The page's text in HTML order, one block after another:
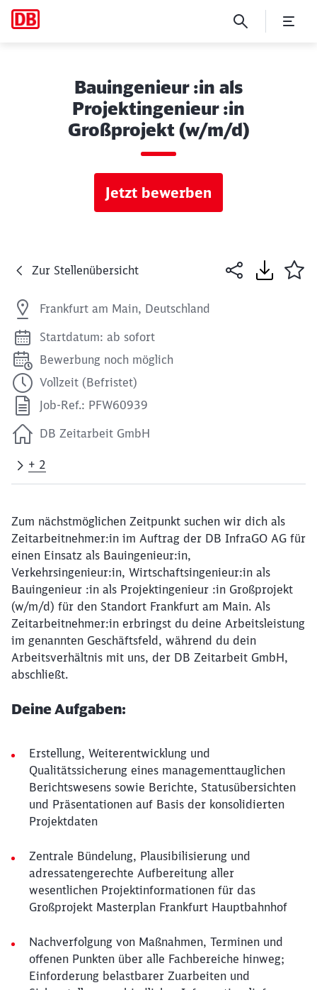
Bauingenieur :in als
Projektingenieur :in
Großprojekt (w/m/d)
Jetzt bewerben
Zur Stellenübersicht
Frankfurt am Main, Deutschland
Startdatum: ab sofort
Bewerbung noch möglich
Vollzeit (Befristet)
Job-Ref.: PFW60939
DB Zeitarbeit GmbH
+ 2
Zum nächstmöglichen Zeitpunkt suchen wir dich als
Zeitarbeitnehmer:in im Auftrag der DB InfraGO AG für
einen Einsatz als Bauingenieur:in,
Verkehrsingenieur:in, Wirtschaftsingenieur:in als
Bauingenieur :in als Projektingenieur :in Großprojekt
(w/m/d) für den Standort Frankfurt am Main. Als
Zeitarbeitnehmer:in erbringst du deine Arbeitsleistung
im genannten Geschäftsfeld, während du dein
Arbeitsverhältnis mit uns, der DB Zeitarbeit GmbH,
abschließt.
Deine Aufgaben:
Erstellung, Weiterentwicklung und
Qualitätssicherung eines managementtauglichen
Berichtswesens sowie Berichte, Statusübersichten
und Präsentationen auf Basis der konsolidierten
Projektdaten
Zentrale Bündelung, Plausibilisierung und
adressatengerechte Aufbereitung aller
wesentlichen Projektinformationen für das
Großprojekt Masterplan Frankfurt Hauptbahnhof
Nachverfolgung von Maßnahmen, Terminen und
offenen Punkten über alle Fachbereiche hinweg;
Einforderung belastbarer Zuarbeiten und